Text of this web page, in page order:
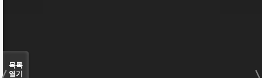
목록
열기